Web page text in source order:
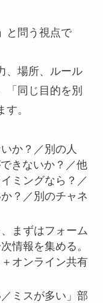
と問う視点で
、場所、ルール
「同じ目的を別
。
か？／別の人
きないか？／他
ミングなら？／
？／別のチャネ
まずはフォーム
情報を集める。
オンライン共有
ミスが多い」部